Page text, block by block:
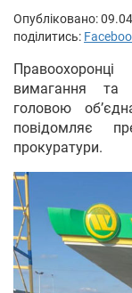
Опубліковано:
поділитись:
вимагання та
головою
повідомляє
прокуратури.